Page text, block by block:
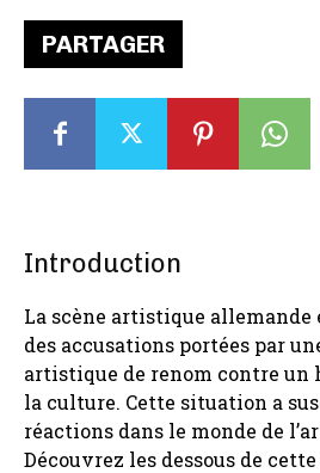
PARTAGER
Introduction
La scène artistique allemande
des accusations portées par
artistique de renom contre un
la culture. Cette situation a
réactions dans le monde de
Découvrez les dessous de